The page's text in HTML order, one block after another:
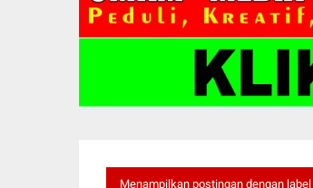
Menampilkan postingan dengan label